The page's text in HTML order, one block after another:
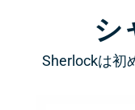
シ
Sherlockは初